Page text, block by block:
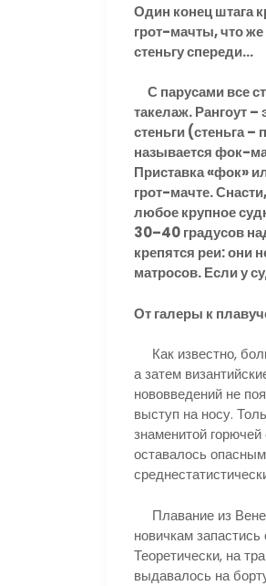
Один конец штага
грот-мачты, что
стеньгу спереди…
С парусами все
такелаж. Рангоут
стеньги (стеньга
называется фок-
Приставка «фок»
грот-мачте.
любое крупное
30–40 градусов
крепятся реи: они
матросов. Если у
От галеры к
Как известно,
а затем
нововведений не
выступ на носу.
знаменитой
оставалось
Плавание из
новичкам
Теоретически, на
выдавалось на